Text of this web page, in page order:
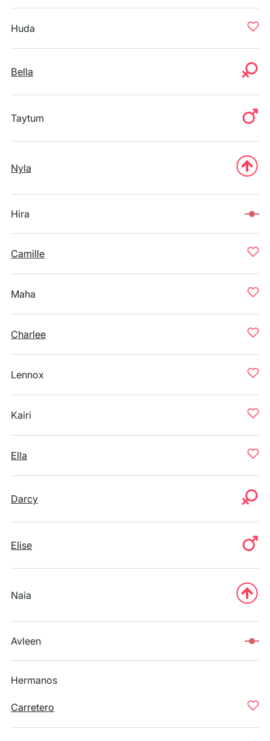
Huda
Bella
Taytum
Nyla
Hira
Camille
Maha
Charlee
Lennox
Kairi
Ella
Darcy
Elise
Naia
Avleen
Hermanos
Carretero